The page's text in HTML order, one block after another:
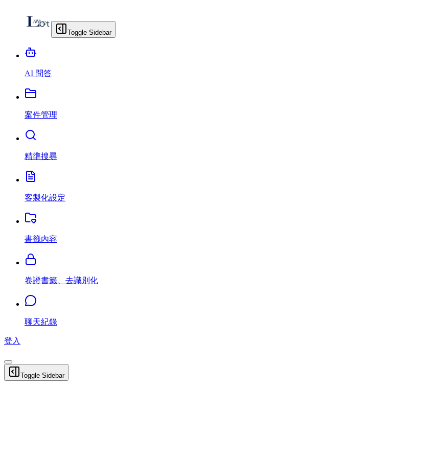
Toggle Sidebar
AI 問答
案件管理
精準搜尋
客製化設定
書籤內容
卷證書籤、去識別化
聊天紀錄
登入
Toggle Sidebar